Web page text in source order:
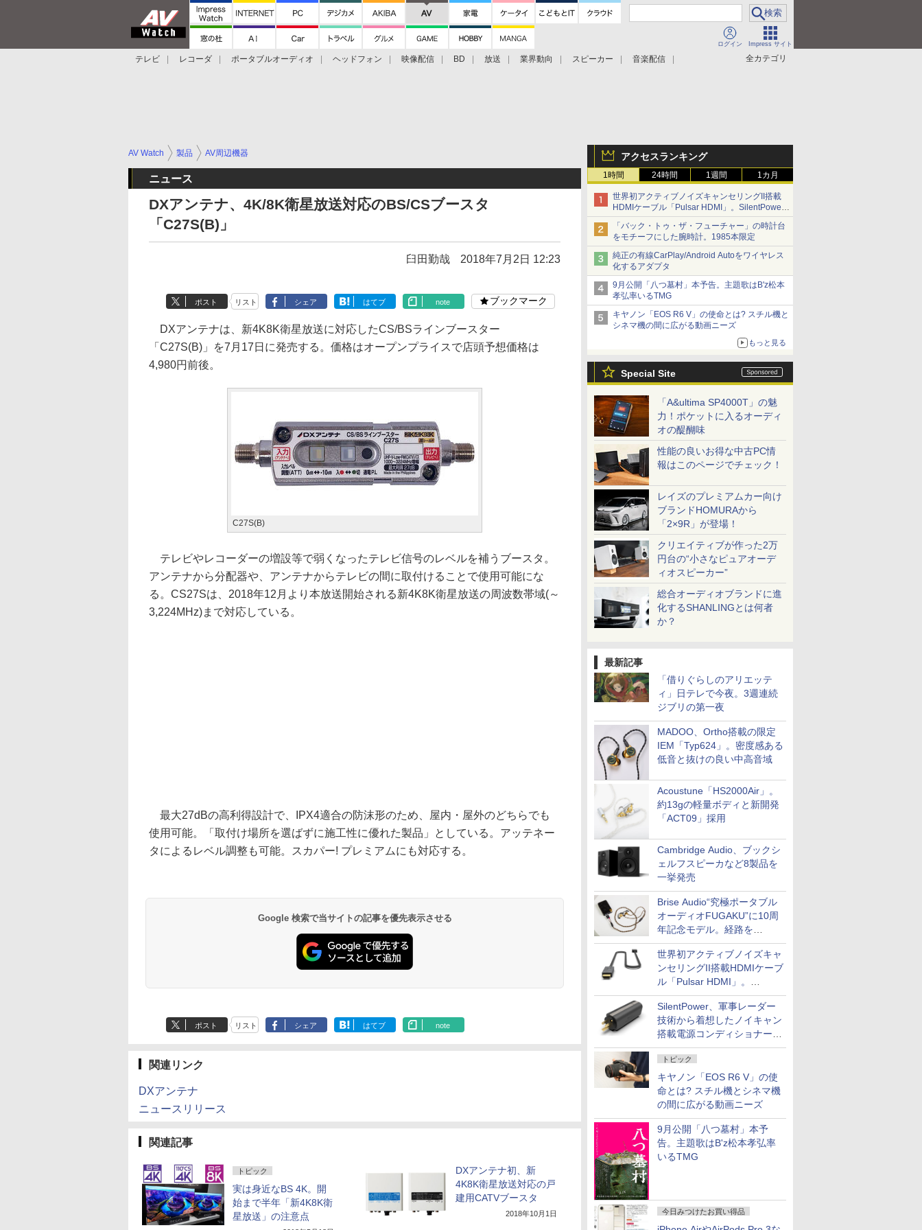
ログイン Impress サイト
全カテゴリ
テレビ レコーダ ポータブルオーディオ ヘッドフォン 映像配信 BD 放送 業界動向 スピーカー
音楽配信
アクセスランキング
1時間 24時間 1週間 1カ月
世界初アクティブノイズキャンセリングII搭載
HDMIケーブル「Pulsar HDMI」。SilentPower
から
「バック・トゥ・ザ・フューチャー」の時計台
をモチーフにした腕時計。1985本限定
純正の有線CarPlay/Android Autoをワイヤレス
化するアダプタ
9月公開「八つ墓村」本予告。主題歌はB'z松本
孝弘率いるTMG
キヤノン「EOS R6 V」の使命とは? スチル機と
シネマ機の間に広がる動画ニーズ
もっと見る
Special Site
「A&ultima SP4000T」の魅
力！ポケットに入るオーディ
オの醍醐味
性能の良いお得な中古PC情
報はこのページでチェック！
レイズのプレミアムカー向け
ブランドHOMURAから
「2×9R」が登場！
クリエイティブが作った2万
円台の“小さなピュアオーデ
ィオスピーカー”
総合オーディオブランドに進
化するSHANLINGとは何者
か？
最新記事
「借りぐらしのアリエッテ
ィ」日テレで今夜。3週連続
ジブリの第一夜
MADOO、Ortho搭載の限定
IEM「Typ624」。密度感ある
低音と抜けの良い中高音域
Acoustune「HS2000Air」。
約13gの軽量ボディと新開発
「ACT09」採用
Cambridge Audio、ブックシ
ェルフスピーカなど8製品を
一挙発売
Brise Audio“究極ポータブル
オーディオFUGAKU”に10周
年記念モデル。経路を
NISHIKIで統一。400万円
世界初アクティブノイズキャ
ンセリングII搭載HDMIケーブ
ル「Pulsar HDMI」。
SilentPowerから
SilentPower、軍事レーダー
技術から着想したノイキャン
搭載電源コンディショナー
「AC iPurifier2」
トピック
キヤノン「EOS R6 V」の使
命とは? スチル機とシネマ機
の間に広がる動画ニーズ
9月公開「八つ墓村」本予
告。主題歌はB'z松本孝弘率
いるTMG
今日みつけたお買い得品
AV Watch 製品 AV周辺機器
ニュース
DXアンテナ、4K/8K衛星放送対応のBS/CSブースタ
「C27S(B)」
臼田勤哉 2018年7月2日 12:23
ポスト リスト シェア はてブ note ブックマーク
DXアンテナは、新4K8K衛星放送に対応したCS/BSラインブースター
「C27S(B)」を7月17日に発売する。価格はオープンプライスで店頭予想価格は
4,980円前後。
C27S(B)
テレビやレコーダーの増設等で弱くなったテレビ信号のレベルを補うブースタ。
アンテナから分配器や、アンテナからテレビの間に取付けることで使用可能にな
る。CS27Sは、2018年12月より本放送開始される新4K8K衛星放送の周波数帯域(～
3,224MHz)まで対応している。
最大27dBの高利得設計で、IPX4適合の防沫形のため、屋内・屋外のどちらでも
使用可能。「取付け場所を選ばずに施工性に優れた製品」としている。アッテネー
タによるレベル調整も可能。スカパー! プレミアムにも対応する。
Google 検索で当サイトの記事を優先表示させる
ポスト リスト シェア はてブ note
関連リンク
DXアンテナ
ニュースリリース
関連記事
トピック
実は身近なBS 4K。開
始まで半年「新4K8K衛
星放送」の注意点
DXアンテナ初、新
4K8K衛星放送対応の戸
建用CATVブースタ
2018年10月1日